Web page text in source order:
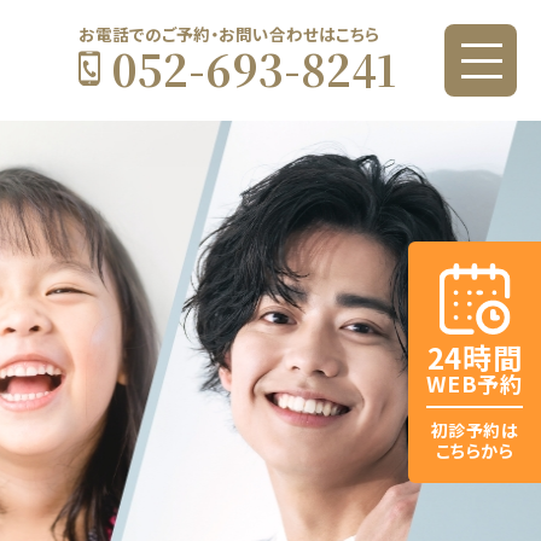
24時間
WEB予約
初診予約は
こちらから
お電話でのご予約・お問い合わせはこちら
052-693-8241